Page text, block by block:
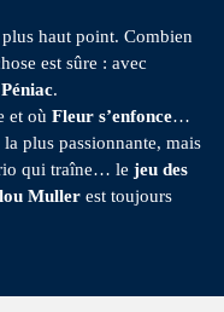
haut point. Combien
est sûre : avec
.
et oùFleur s’enfonce…
plus passionnante, mais
qui traîne… lejeu des
Muller est toujours